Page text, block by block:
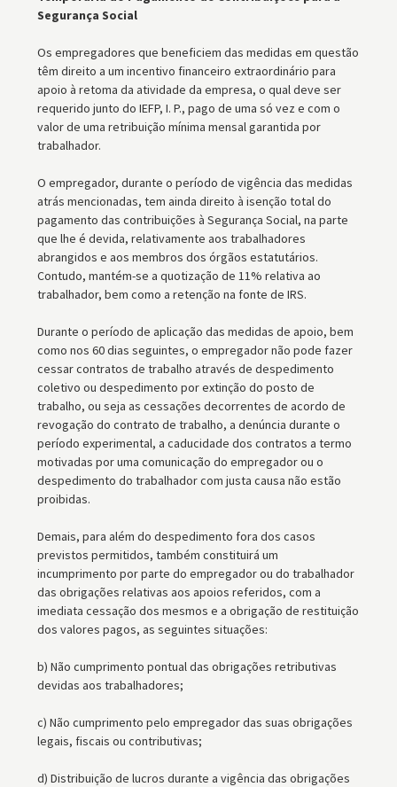
Segurança Social
Os empregadores que beneficiem das medidas em questão
têm direito a um incentivo financeiro extraordinário para
apoio à retoma da atividade da empresa, o qual deve ser
requerido junto do IEFP, I. P., pago de uma só vez e com o
valor de uma retribuição mínima mensal garantida por
trabalhador.
O empregador, durante o período de vigência das medidas
atrás mencionadas, tem ainda direito à isenção total do
pagamento das contribuições à Segurança Social, na parte
que lhe é devida, relativamente aos trabalhadores
abrangidos e aos membros dos órgãos estatutários.
Contudo, mantém-se a quotização de 11% relativa ao
trabalhador, bem como a retenção na fonte de IRS.
Durante o período de aplicação das medidas de apoio, bem
como nos 60 dias seguintes, o empregador não pode fazer
cessar contratos de trabalho através de despedimento
coletivo ou despedimento por extinção do posto de
trabalho, ou seja as cessações decorrentes de acordo de
revogação do contrato de trabalho, a denúncia durante o
período experimental, a caducidade dos contratos a termo
motivadas por uma comunicação do empregador ou o
despedimento do trabalhador com justa causa não estão
proibidas.
Demais, para além do despedimento fora dos casos
previstos permitidos, também constituirá um
incumprimento por parte do empregador ou do trabalhador
das obrigações relativas aos apoios referidos, com a
imediata cessação dos mesmos e a obrigação de restituição
dos valores pagos, as seguintes situações:
b) Não cumprimento pontual das obrigações retributivas
devidas aos trabalhadores;
c) Não cumprimento pelo empregador das suas obrigações
legais, fiscais ou contributivas;
d) Distribuição de lucros durante a vigência das obrigações